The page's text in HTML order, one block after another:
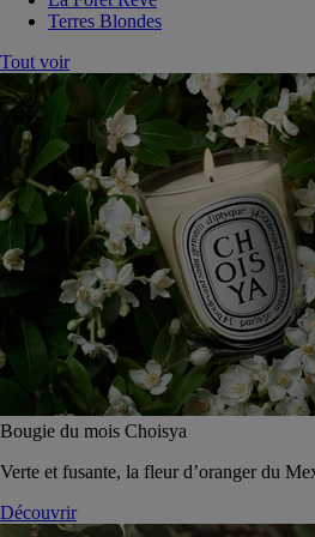
Terres Blondes
Tout voir
Bougie du mois Choisya
Verte et fusante, la fleur d’oranger du
Découvrir